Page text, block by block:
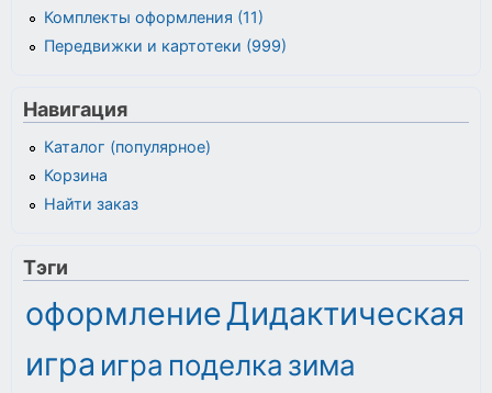
Комплекты оформления (11)
Передвижки и картотеки (999)
Навигация
Каталог (популярное)
Корзина
Найти заказ
Тэги
оформлениеДидактическая
игра игра поделка зима